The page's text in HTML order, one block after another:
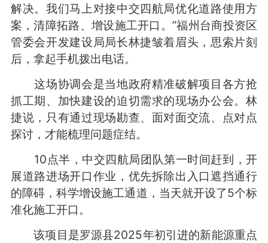
解决。我们马上对接中交四航局优化道路使用方
案，清障拓路、增设施工开口。”福州台商投资区
管委会开发建设局局长林捷皱着眉头，思索片刻
后，拿起手机拨出电话。
这场协调会是当地政府精准破解项目各方抢
抓工期、加快建设的迫切需求的现场办公会。林
捷说，只有通过现场勘查、面对面交流、点对点
探讨，才能梳理问题症结。
10点半，中交四航局团队第一时间赶到，开
展道路进场开口作业，优先拆除出入口遮挡通行
的障碍，科学增设施工通道，当天就开设了5个标
准化施工开口。
该项目是罗源县2025年初引进的新能源重点